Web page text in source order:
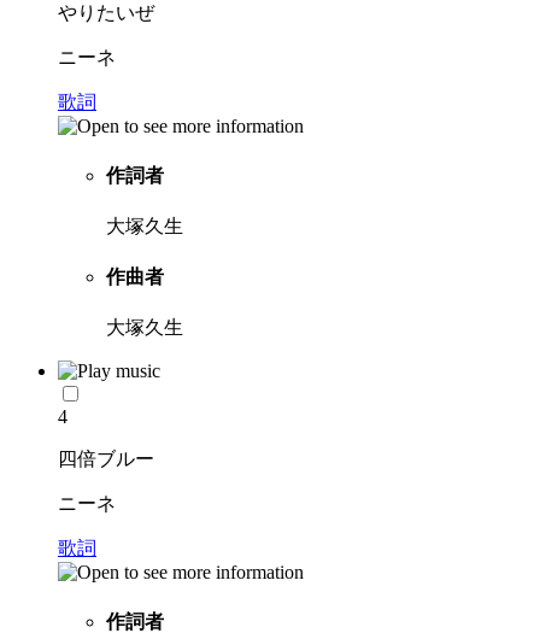
やりたいぜ
ニーネ
歌詞
作詞者
大塚久生
作曲者
大塚久生
4
四倍ブルー
ニーネ
歌詞
作詞者